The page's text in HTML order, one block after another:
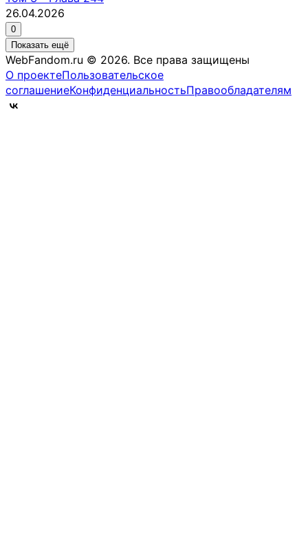
26.04.2026
0
Показать ещё
WebFandom.ru © 2026. Все права защищены
О проектеПользовательское
соглашениеКонфиденциальностьПравообладателям